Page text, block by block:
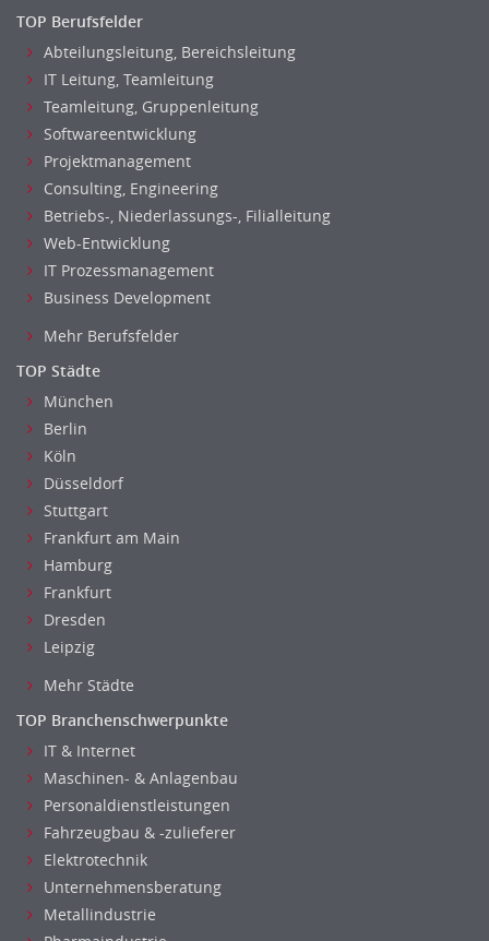
TOP Berufsfelder
Abteilungsleitung, Bereichsleitung
IT Leitung, Teamleitung
Teamleitung, Gruppenleitung
Softwareentwicklung
Projektmanagement
Consulting, Engineering
Betriebs-, Niederlassungs-, Filialleitung
Web-Entwicklung
IT Prozessmanagement
Business Development
Mehr Berufsfelder
TOP Städte
München
Berlin
Köln
Düsseldorf
Stuttgart
Frankfurt am Main
Hamburg
Frankfurt
Dresden
Leipzig
Mehr Städte
TOP Branchenschwerpunkte
IT & Internet
Maschinen- & Anlagenbau
Personaldienstleistungen
Fahrzeugbau & -zulieferer
Elektrotechnik
Unternehmensberatung
Metallindustrie